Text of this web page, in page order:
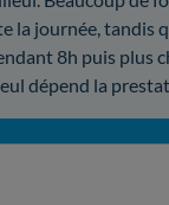
la journée, tandis
8h puis plus
dépend la